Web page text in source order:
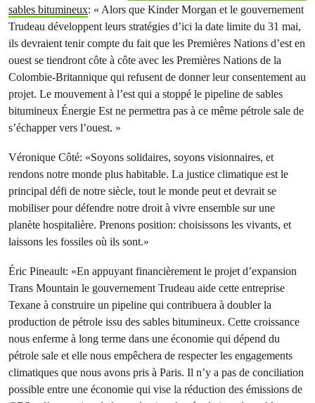
sables bitumineux: « Alors que Kinder Morgan et le gouvernement
Trudeau développent leurs stratégies d’ici la date limite du 31 mai,
ils devraient tenir compte du fait que les Premières Nations d’est en
ouest se tiendront côte à côte avec les Premières Nations de la
Colombie-Britannique qui refusent de donner leur consentement au
projet. Le mouvement à l’est qui a stoppé le pipeline de sables
bitumineux Énergie Est ne permettra pas à ce même pétrole sale de
s’échapper vers l’ouest. »
Véronique Côté: «Soyons solidaires, soyons visionnaires, et
rendons notre monde plus habitable. La justice climatique est le
principal défi de notre siècle, tout le monde peut et devrait se
mobiliser pour défendre notre droit à vivre ensemble sur une
planète hospitalière. Prenons position: choisissons les vivants, et
laissons les fossiles où ils sont.»
Éric Pineault: «En appuyant financièrement le projet d’expansion
Trans Mountain le gouvernement Trudeau aide cette entreprise
Texane à construire un pipeline qui contribuera à doubler la
production de pétrole issu des sables bitumineux. Cette croissance
nous enferme à long terme dans une économie qui dépend du
pétrole sale et elle nous empêchera de respecter les engagements
climatiques que nous avons pris à Paris. Il n’y a pas de conciliation
possible entre une économie qui vise la réduction des émissions de